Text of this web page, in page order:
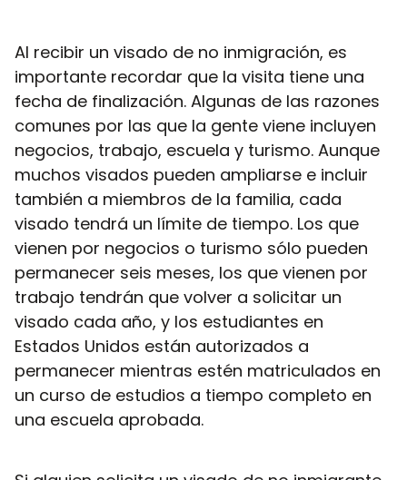
Al recibir un visado de no inmigración, es
importante recordar que la visita tiene una
fecha de finalización. Algunas de las razones
comunes por las que la gente viene incluyen
negocios, trabajo, escuela y turismo. Aunque
muchos visados pueden ampliarse e incluir
también a miembros de la familia, cada
visado tendrá un límite de tiempo. Los que
vienen por negocios o turismo sólo pueden
permanecer seis meses, los que vienen por
trabajo tendrán que volver a solicitar un
visado cada año, y los estudiantes en
Estados Unidos están autorizados a
permanecer mientras estén matriculados en
un curso de estudios a tiempo completo en
una escuela aprobada.